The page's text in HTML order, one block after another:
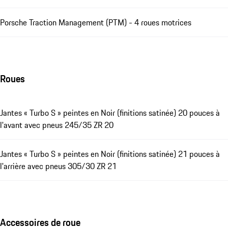
Porsche Traction Management (PTM) - 4 roues motrices
Roues
Jantes « Turbo S » peintes en Noir (finitions satinée) 20 pouces à
l'avant avec pneus 245/35 ZR 20
Jantes « Turbo S » peintes en Noir (finitions satinée) 21 pouces à
l'arrière avec pneus 305/30 ZR 21
Accessoires de roue